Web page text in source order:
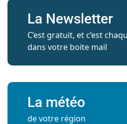
La Newsletter
C’est gratuit, et c’est
dans votre boite mail
La météo
de votre région